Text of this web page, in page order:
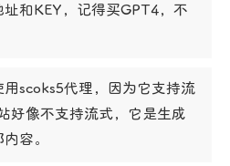
和KEY，记得买GPT4，不
scoks5代理，因为它支持流
好像不支持流式，它是生成
容。